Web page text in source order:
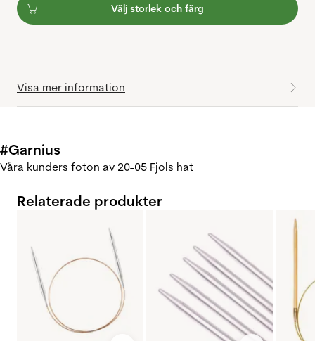
Välj storlek och färg
Visa mer information
#Garnius
Våra kunders foton av 20-05 Fjols hat
Relaterade produkter